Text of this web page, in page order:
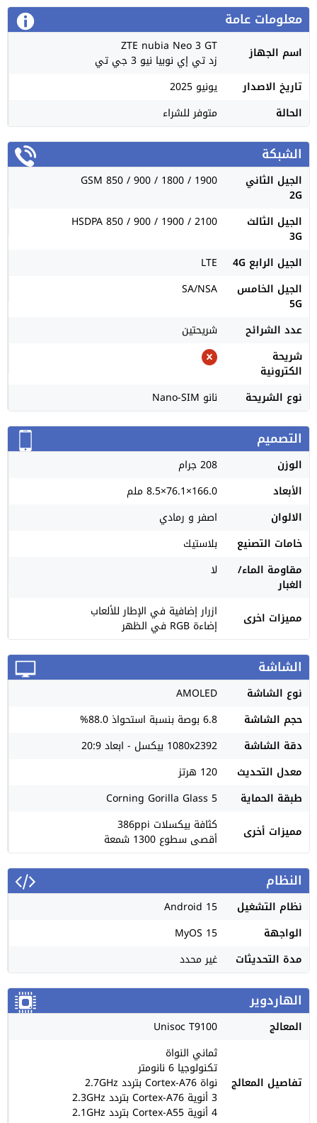
معلومات عامة
اسم الجهاز ZTE nubia Neo 3 GT
زد تي إي نوبيا نيو 3 جي تي
تاريخ الاصدار
يونيو 2025
الحالة
متوفر للشراء
الشبكة
الجيل الثاني
2G
GSM 850 / 900 / 1800 / 1900
الجيل الثالث
3G
HSDPA 850 / 900 / 1900 / 2100
الجيل الرابع 4G
LTE
الجيل الخامس
5G
SA/NSA
عدد الشرائح
شريحتين
شريحة
الكترونية
نوع الشريحة
نانو Nano-SIM
التصميم
الوزن
208 جرام
الأبعاد
166.0×76.1×8.5 ملم
الالوان
اصفر و رمادي
خامات التصنيع
بلاستيك
مقاومة الماء/
الغبار
لا
مميزات اخرى ازرار إضافية في الإطار للألعاب
إضاءة RGB في الظهر
الشاشة
نوع الشاشة
AMOLED
حجم الشاشة
6.8 بوصة بنسبة استحواذ 88.0%
دقة الشاشة
1080x2392 بيكسل - ابعاد 20:9
معدل التحديث
120 هرتز
طبقة الحماية
Corning Gorilla Glass 5
مميزات أخرى
كثافة بيكسلات 386ppi
أقصى سطوع 1300 شمعة
النظام
نظام التشغيل
Android 15
الواجهة
MyOS 15
مدة التحديثات
غير محدد
الهاردوير
المعالج Unisoc T9100
تفاصيل المعالج
ثماني النواة
تكنولوجيا 6 نانومتر
نواة Cortex-A76 بتردد 2.7GHz
3 أنوية Cortex-A76 بتردد 2.3GHz
4 أنوية Cortex-A55 بتردد 2.1GHz